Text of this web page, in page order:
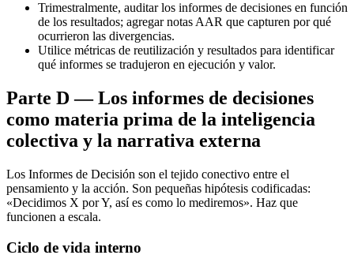
Trimestralmente, auditar los informes de decisiones en función
de los resultados; agregar notas AAR que capturen por qué
ocurrieron las divergencias.
Utilice métricas de reutilización y resultados para identificar
qué informes se tradujeron en ejecución y valor.
Parte D — Los informes de decisiones
como materia prima de la inteligencia
colectiva y la narrativa externa
Los Informes de Decisión son el tejido conectivo entre el
pensamiento y la acción. Son pequeñas hipótesis codificadas:
«Decidimos X por Y, así es como lo mediremos». Haz que
funcionen a escala.
Ciclo de vida interno